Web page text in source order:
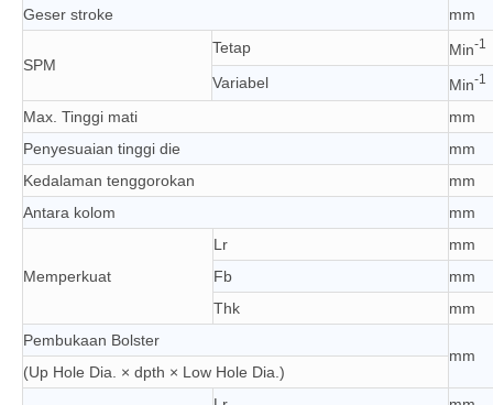
Geser stroke
mm
SPM
Tetap Min-1
Variabel Min-1
Max. Tinggi mati
mm
Penyesuaian tinggi die
mm
Kedalaman tenggorokan
mm
Antara kolom
mm
Memperkuat
Lr
mm
Fb
mm
Thk
mm
Pembukaan Bolster
mm
(Up Hole Dia. × dpth × Low Hole Dia.)